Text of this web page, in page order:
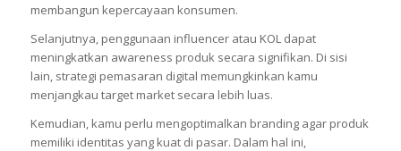
membangun kepercayaan konsumen.
Selanjutnya, penggunaan influencer atau KOL dapat
meningkatkan awareness produk secara signifikan. Di sisi
lain, strategi pemasaran digital memungkinkan kamu
menjangkau target market secara lebih luas.
Kemudian, kamu perlu mengoptimalkan branding agar produk
memiliki identitas yang kuat di pasar. Dalam hal ini,